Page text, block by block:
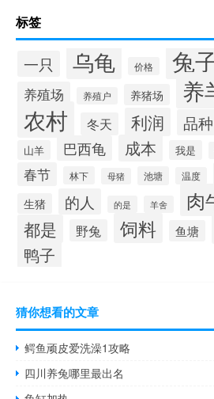
标签
一只 乌龟 价格 兔
养殖场 养殖户 养猪场 养
农村 冬天 利润 品种
山羊 巴西龟 成本 我是
春节
林下 母猪 池塘 温度
生猪 的人 的是 羊舍 肉
都是 野兔 饲料 鱼塘
鸭子
猜你想看的文章
鳄鱼顽皮爱洗澡1攻略
四川养兔哪里最出名